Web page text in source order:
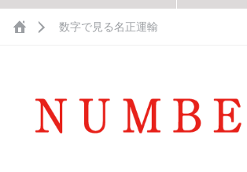
数字で見る名正運輸